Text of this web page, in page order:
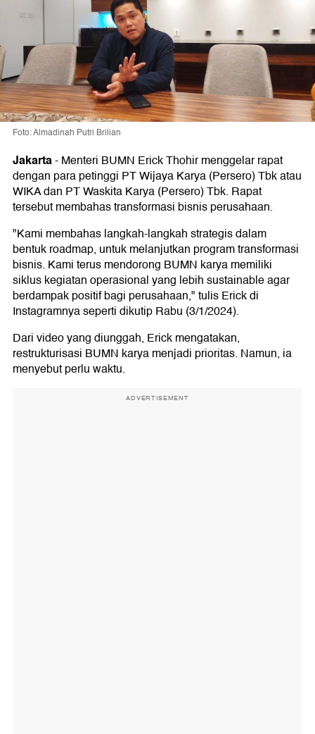
Foto: Almadinah Putri Brilian
Jakarta-Menteri BUMN Erick Thohir menggelar rapat
dengan para petinggi PT Wijaya Karya (Persero) Tbk atau
WIKA dan PT Waskita Karya (Persero) Tbk. Rapat
tersebut membahas transformasi bisnis perusahaan.
"Kami membahas langkah-langkah strategis dalam
bentuk roadmap, untuk melanjutkan program transformasi
bisnis. Kami terus mendorong BUMN karya memiliki
siklus kegiatan operasional yang lebih sustainable agar
berdampak positif bagi perusahaan," tulis Erick di
Instagramnya seperti dikutip Rabu (3/1/2024).
Dari video yang diunggah, Erick mengatakan,
restrukturisasi BUMN karya menjadi prioritas. Namun, ia
menyebut perlu waktu.
ADVERTISEMENT